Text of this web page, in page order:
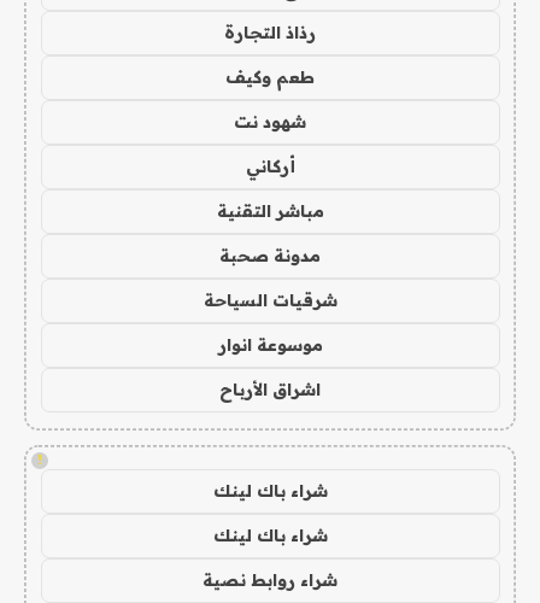
رذاذ التجارة
طعم وكيف
شهود نت
أركاني
مباشر التقنية
مدونة صحبة
شرقيات السياحة
موسوعة انوار
اشراق الأرباح
!
شراء باك لينك
شراء باك لينك
شراء روابط نصية